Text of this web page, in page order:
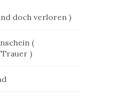
doch verloren )
(
)